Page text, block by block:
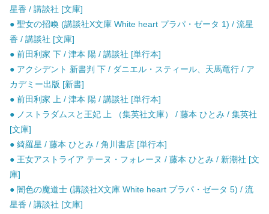
星香 / 講談社 [文庫]
● 聖女の招喚 (講談社X文庫 White heart プラパ・ゼータ 1) / 流星
香 / 講談社 [文庫]
● 前田利家 下 / 津本 陽 / 講談社 [単行本]
● アクシデント 新書判 下 / ダニエル・スティール、天馬竜行 / ア
カデミー出版 [新書]
● 前田利家 上 / 津本 陽 / 講談社 [単行本]
● ノストラダムスと王妃 上 （集英社文庫） / 藤本 ひとみ / 集英社
[文庫]
● 綺羅星 / 藤本 ひとみ / 角川書店 [単行本]
● 王女アストライア テーヌ・フォレーヌ / 藤本 ひとみ / 新潮社 [文
庫]
● 闇色の魔道士 (講談社X文庫 White heart プラパ・ゼータ 5) / 流
星香 / 講談社 [文庫]